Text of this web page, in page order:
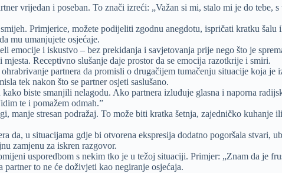
vrijedan i poseban. To znači izreći: „Važan si mi, stalo mi je do
Primjerice, možete podijeliti zgodnu anegdotu, ispričati kratku
mu umanjujete osjećaje.
emocije i iskustvo – bez prekidanja i savjetovanja prije nego što je
Receptivno slušanje daje prostor da se emocija razotkrije i smiri.
partnera da promisli o drugačijem tumačenju situacije koja
tek nakon što se partner osjeti saslušano.
biste smanjili nelagodu. Ako partnera izluđuje glasna i naporna
te i pomažem odmah.”
manje stresan podražaj. To može biti kratka šetnja, zajedničko
da, u situacijama gdje bi otvorena ekspresija dodatno pogoršala
zamjenu za iskren razgovor.
usporedbom s nekim tko je u težoj situaciji. Primjer: „Znam da je
to ne će doživjeti kao negiranje osjećaja.